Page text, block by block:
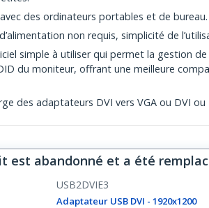
des ordinateurs portables et de bureau.
non requis, simplicité de
simple à utiliser qui permet la gestion
du moniteur, offrant une meilleure
des adaptateurs DVI vers VGA ou DVI ou
est abandonné et a été
USB2DVIE3
Adaptateur USB DVI - 1920x1200